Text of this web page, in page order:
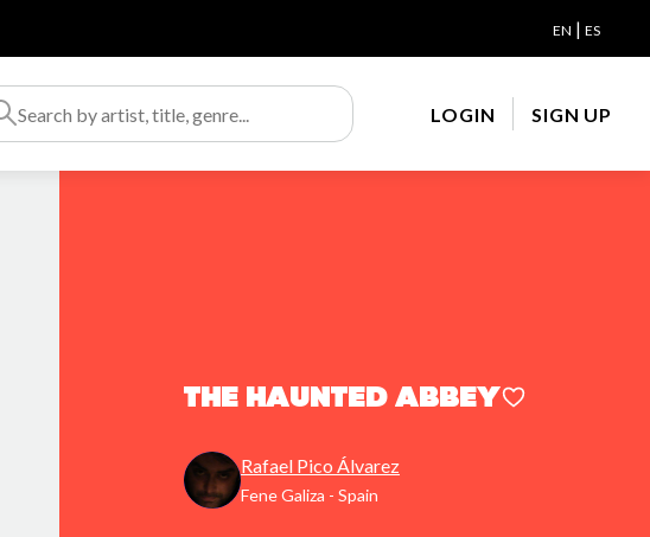
EN | ES
LOGIN SIGN UP
The Haunted Abbey
Rafael Pico Álvarez
Fene Galiza - Spain